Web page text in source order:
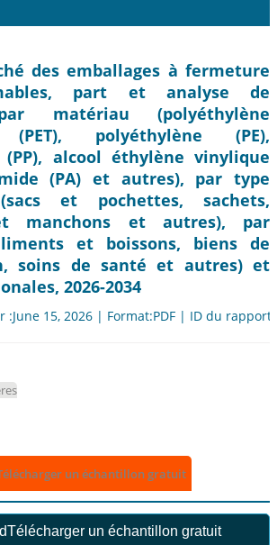
des emballages à fermeture
part et analyse de
matériau (polyéthylène
(PET), polyéthylène (PE),
(PP), alcool éthylène vinylique
(PA) et autres), par type
(sacs et pochettes, sachets,
manchons et autres), par
et boissons, biens de
soins de santé et autres) et
2026-2034
:June 15, 2026 | Format:PDF | ID du
un échantillon gratuit
Télécharger un échantillon gratuit